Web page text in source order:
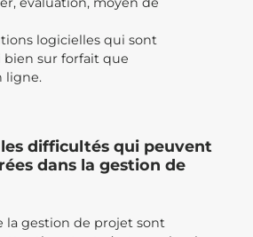
logicielles qui sont
bien sur forfait que
ligne.
difficultés qui peuvent
dans la gestion de
la gestion de projet sont